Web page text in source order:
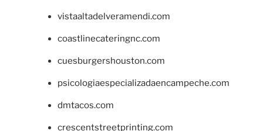
vistaaltadelveramendi.com
coastlinecateringnc.com
cuesburgershouston.com
psicologiaespecializadaencampeche.com
dmtacos.com
crescentstreetprinting.com